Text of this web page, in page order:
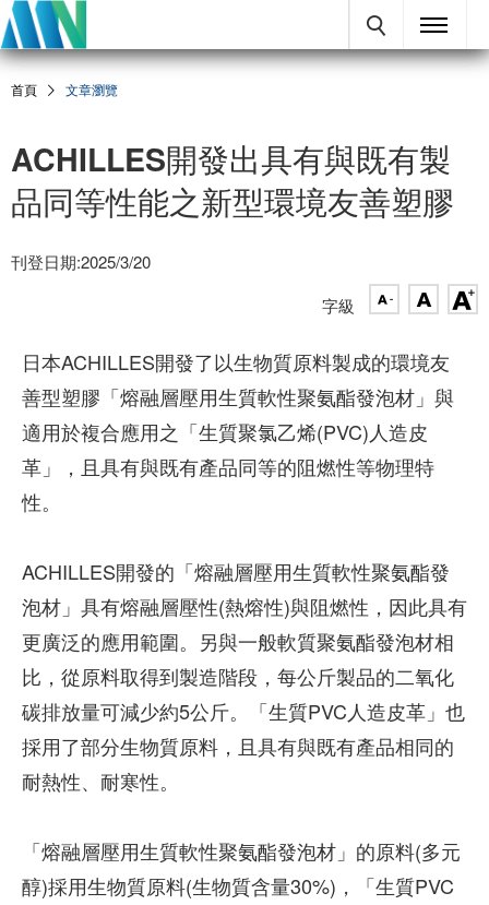
首頁 文章瀏覽
ACHILLES開發出具有與既有製
品同等性能之新型環境友善塑膠
刊登日期:2025/3/20
字級
日本ACHILLES開發了以生物質原料製成的環境友
善型塑膠「熔融層壓用生質軟性聚氨酯發泡材」與
適用於複合應用之「生質聚氯乙烯(PVC)人造皮
革」，且具有與既有產品同等的阻燃性等物理特
性。
ACHILLES開發的「熔融層壓用生質軟性聚氨酯發
泡材」具有熔融層壓性(熱熔性)與阻燃性，因此具有
更廣泛的應用範圍。另與一般軟質聚氨酯發泡材相
比，從原料取得到製造階段，每公斤製品的二氧化
碳排放量可減少約5公斤。「生質PVC人造皮革」也
採用了部分生物質原料，且具有與既有產品相同的
耐熱性、耐寒性。
「熔融層壓用生質軟性聚氨酯發泡材」的原料(多元
醇)採用生物質原料(生物質含量30%)，「生質PVC